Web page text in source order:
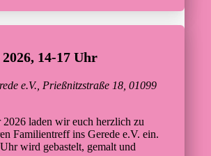
14-17 Uhr
e.V., Prießnitzstraße 18, 01099
2026 laden wir euch herzlich zu
Familientreff ins Gerede e.V. ein.
wird gebastelt, gemalt und